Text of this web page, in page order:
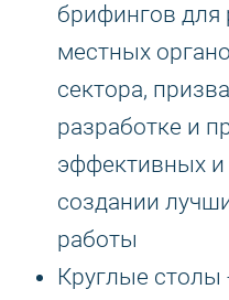
брифингов для
местных
сектора,
разработке и
эффективных и
создании
работы
Круглые столы